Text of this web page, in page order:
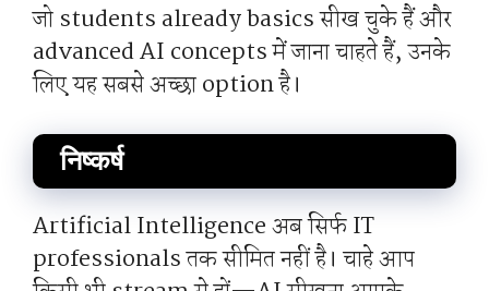
जो students already basics सीख चुके हैं और
advanced AI concepts में जाना चाहते हैं, उनके
लिए यह सबसे अच्छा option है।
निष्कर्ष
Artificial Intelligence अब सिर्फ IT
professionals तक सीमित नहीं है। चाहे आप